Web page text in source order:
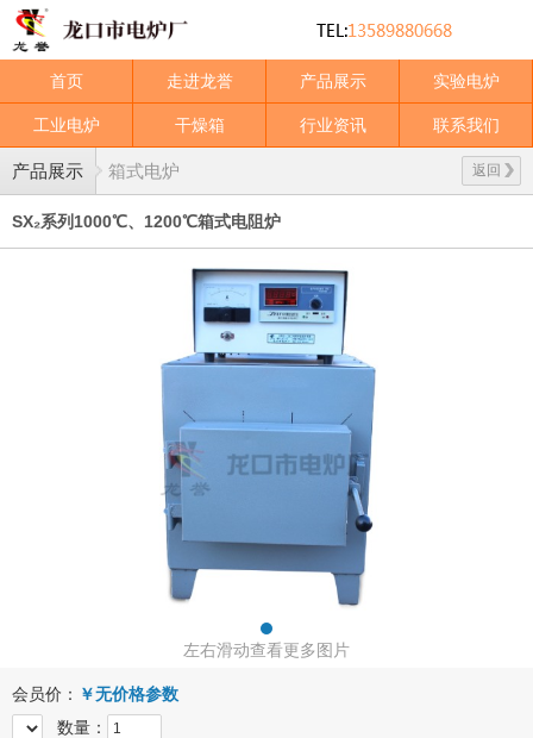
首页 走进龙誉 产品展示 实验电炉
工业电炉 干燥箱 行业资讯 联系我们
产品展示 返回
箱式电炉
SX₂系列1000℃、1200℃箱式电阻炉
左右滑动查看更多图片
会员价： ￥无价格参数
数量：